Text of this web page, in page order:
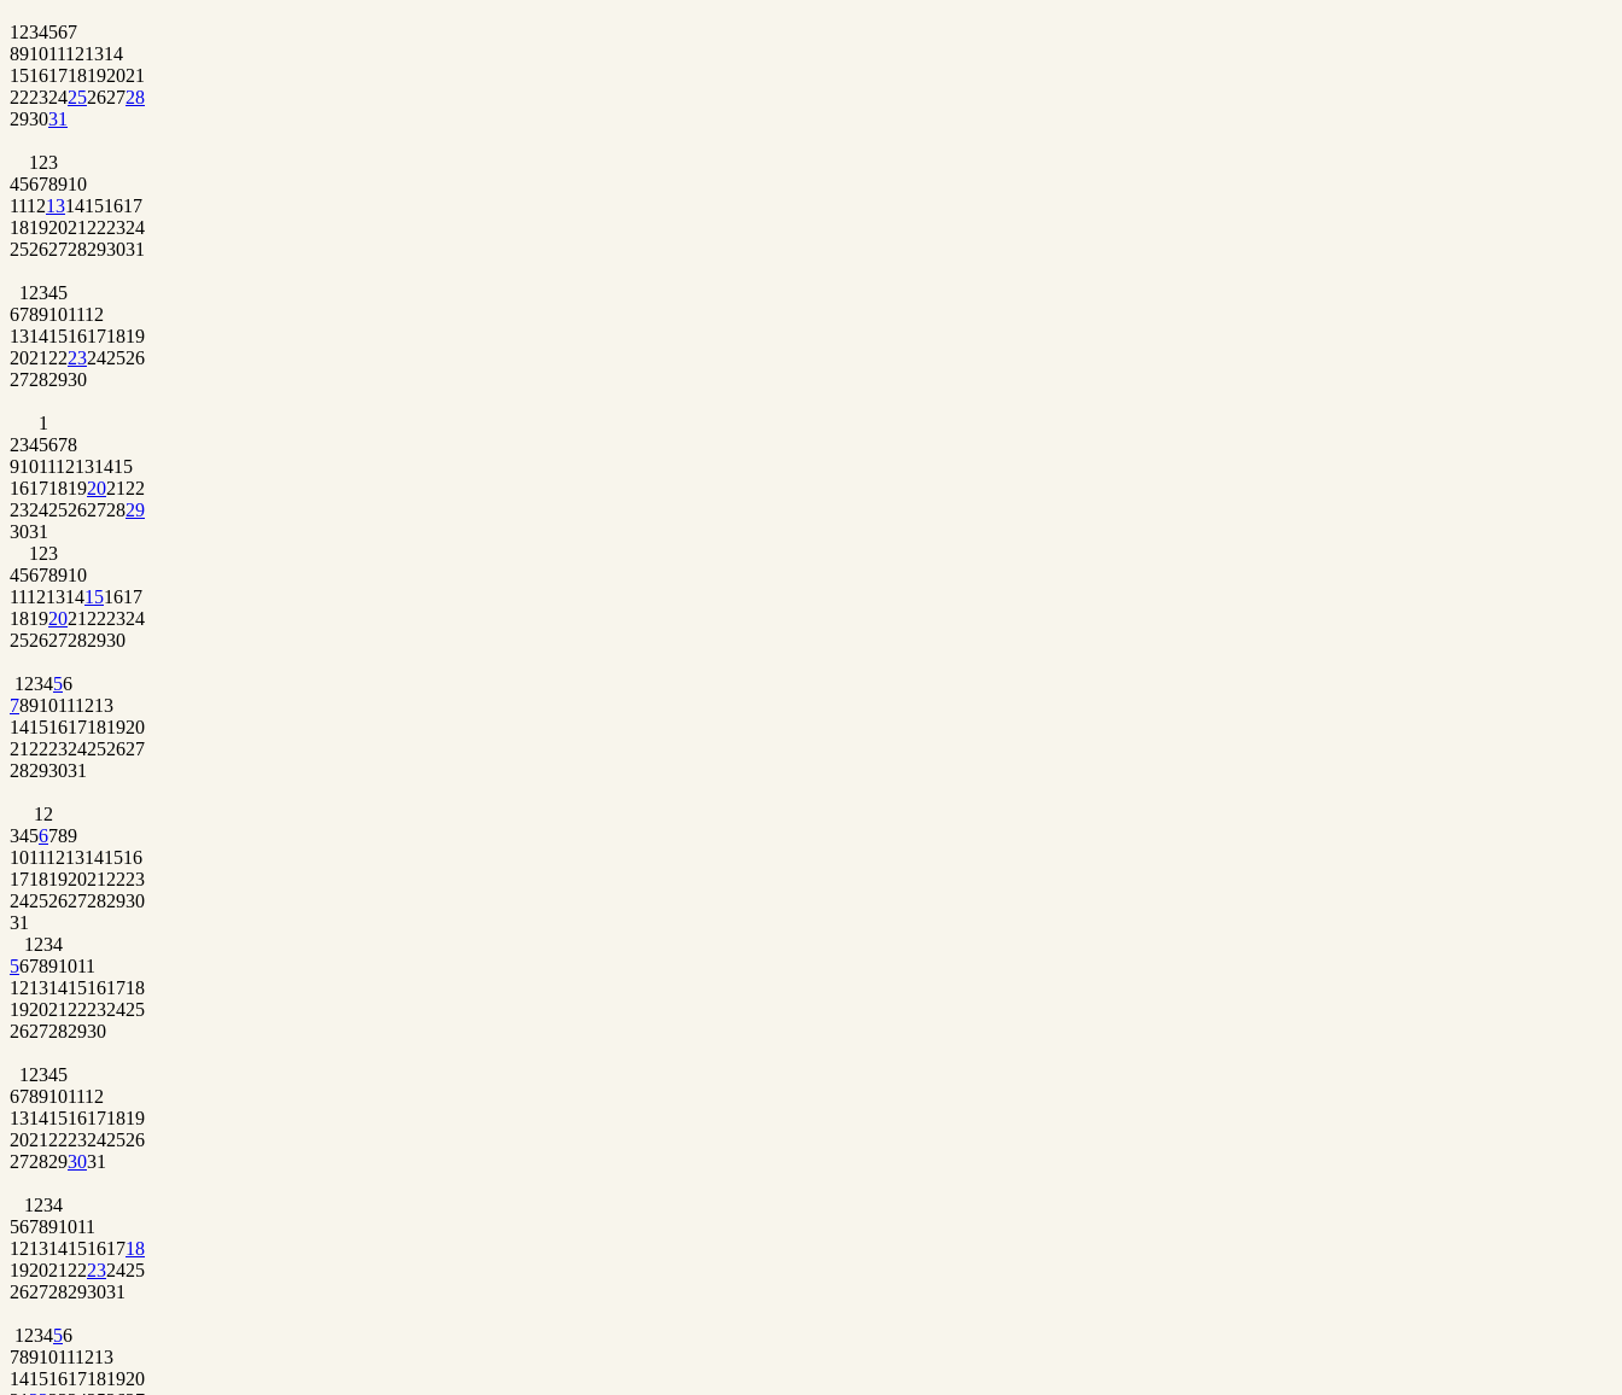
1 234567
891011121314
15161718192021
22232425262728
293031
1 23
45678910
11121314151617
18192021 222324
25262728293031
1 2345
6789101112
13141516171819
2021 2223242526
27282930
1
2345678
9101112131415
161718192021 22
23242526272829
3031
1 23
45678910
11121314151617
18192021 222324
252627282930
1 23456
78910111213
14151617181920
21 222324252627
28293031
1 2
3456789
10111213141516
1718192021 2223
24252627282930
31
1 234
567891011
12131415161718
192021 22232425
2627282930
1 2345
6789101112
13141516171819
2021 2223242526
2728293031
1 234
567891011
12131415161718
192021 22232425
262728293031
1 23456
78910111213
14151617181920